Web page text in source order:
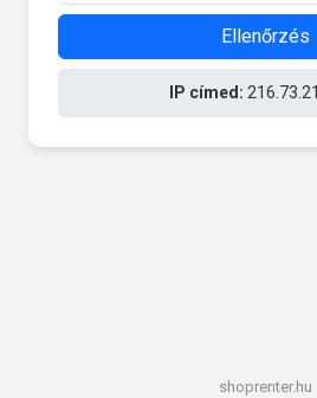
Ellenőrzés
IP címed:
shoprenter.hu